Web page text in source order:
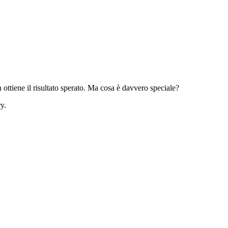
il risultato sperato. Ma cosa è davvero speciale?